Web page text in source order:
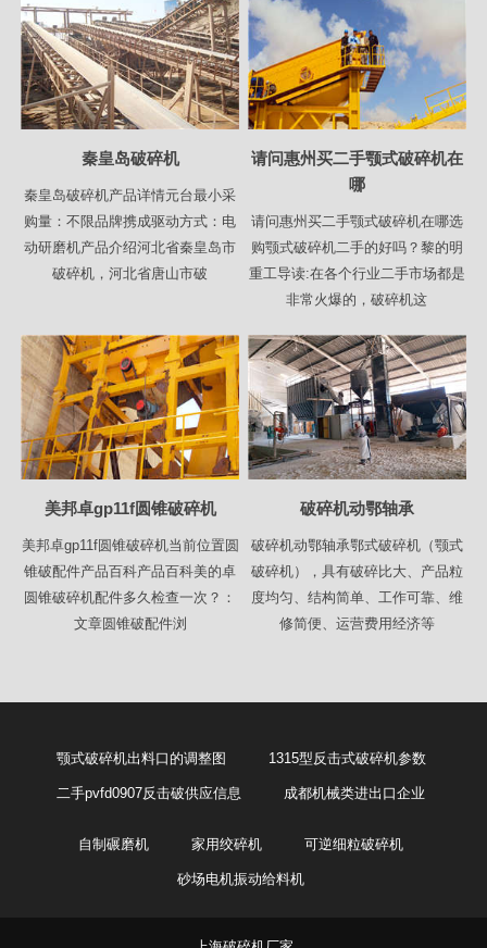
秦皇岛破碎机
秦皇岛破碎机产品详情元台最小采
购量：不限品牌携成驱动方式：电
动研磨机产品介绍河北省秦皇岛市
破碎机，河北省唐山市破
请问惠州买二手颚式破碎机在
哪
请问惠州买二手颚式破碎机在哪选
购颚式破碎机二手的好吗？黎的明
重工导读:在各个行业二手市场都是
非常火爆的，破碎机这
美邦卓gp11f圆锥破碎机
美邦卓gp11f圆锥破碎机当前位置圆
锥破配件产品百科产品百科美的卓
圆锥破碎机配件多久检查一次？：
文章圆锥破配件浏
破碎机动鄂轴承
破碎机动鄂轴承鄂式破碎机（颚式
破碎机），具有破碎比大、产品粒
度均匀、结构简单、工作可靠、维
修简便、运营费用经济等
颚式破碎机出料口的调整图 1315型反击式破碎机参数
二手pvfd0907反击破供应信息 成都机械类进出口企业
自制碾磨机 家用绞碎机 可逆细粒破碎机
砂场电机振动给料机